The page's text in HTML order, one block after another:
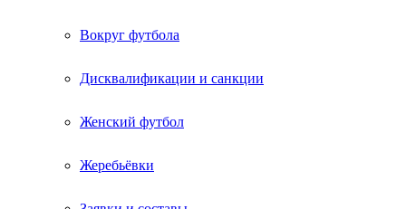
Вокруг футбола
Дисквалификации и санкции
Женский футбол
Жеребьёвки